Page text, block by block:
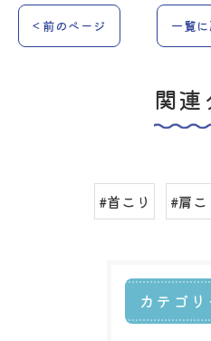
< 前のページ 一覧
関連
#首こり #肩こ
カテゴリ